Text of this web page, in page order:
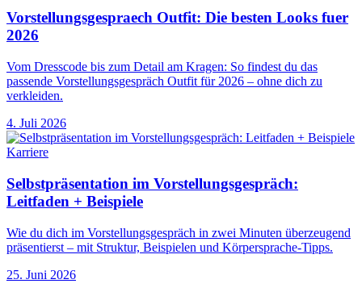
Vorstellungsgespraech Outfit: Die besten Looks fuer
2026
Vom Dresscode bis zum Detail am Kragen: So findest du das
passende Vorstellungsgespräch Outfit für 2026 – ohne dich zu
verkleiden.
4. Juli 2026
Karriere
Selbstpräsentation im Vorstellungsgespräch:
Leitfaden + Beispiele
Wie du dich im Vorstellungsgespräch in zwei Minuten überzeugend
präsentierst – mit Struktur, Beispielen und Körpersprache-Tipps.
25. Juni 2026